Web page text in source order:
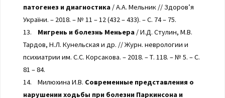
патогенез и диагностика/ А.А. Мельник // Здоров’я
України. – 2018. – № 11 – 12 (432 – 433). – С. 74 – 75.
13. Мигрень и болезнь Меньера/ И.Д. Стулин, М.В.
Тардов, Н.Л. Кунельская и др. // Журн. неврологии и
психиатрии им. С.С. Корсакова. – 2018. – Т. 118. – № 5. – С.
81 – 84.
14. Милюхина И.В. Современные представления о
нарушении ходьбы при болезни Паркинсона и